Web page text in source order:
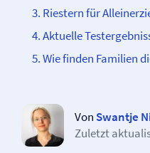
Riestern für
Aktuelle
Wie finden Familien
Von Swantje
Zuletzt